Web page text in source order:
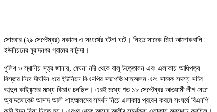
সোমবার (২৯ সেপ্টেম্বর) সকালে এ সংঘর্ষের ঘটনা ঘটে। নিহত সাদেক মিয়া আলোকবালি
ইউনিয়নের মুরাদনগর গ্রামের বাসিন্দা।
পুলিশ ও স্থানীয় সূত্র জানায়, মেঘনা নদী থেকে বালু উত্তোলন এবং এলাকায় আধিপত্য
বিস্তার নিয়ে দীর্ঘদিন ধরে ইউনিয়ন বিএনপির সভাপতি শাহআলম এবং সাবেক সদস্য সচিব
আব্দুল কাইয়ুমের মধ্যে বিরোধ চলছিল। এরই মধ্যে গত ১৮ সেপ্টেম্বর আওয়ামী লীগ নেতা
অ্যাডভোকেট আসাদ আলী শাহআলমের সমর্থন নিয়ে এলাকায় প্রবেশ করলে সংঘর্ষে বিএনপি